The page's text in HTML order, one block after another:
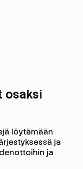
osaksi
löytämään
ja
ja